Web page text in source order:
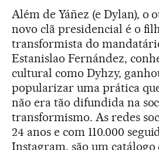
Além de Yáñez (e Dylan), o
novo clã presidencial é o
transformista do
Estanislao Fernández,
cultural como Dyhzy,
popularizar uma prática
não era tão difundida na
transformismo. As redes
24 anos e com 110.000
Instagram, são um